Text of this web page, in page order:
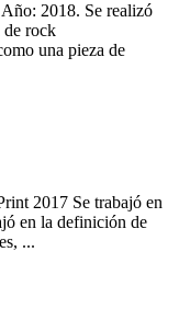
2018. Se realizó
de rock
una pieza de
2017 Se trabajó en
en la definición de
...